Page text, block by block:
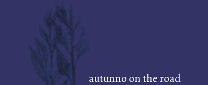
autunno on the road